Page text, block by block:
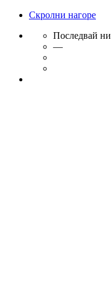
Скролни нагоре
Последвай ни
—